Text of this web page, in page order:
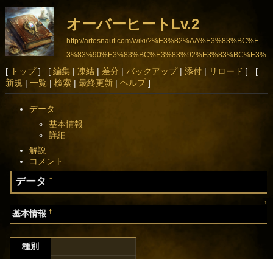
オーバーヒートLv.2
http://artesnaut.com/wiki/?%E3%82%AA%E3%83%BC%E
3%83%90%E3%83%BC%E3%83%92%E3%83%BC%E3%
83%88Lv.2
[ トップ] [ 編集| 凍結| 差分 | バックアップ| 添付| リロード ] [
新規 | 一覧 | 検索| 最終更新| ヘルプ]
データ
基本情報
詳細
解説
コメント
データ†
↑
基本情報†
種別